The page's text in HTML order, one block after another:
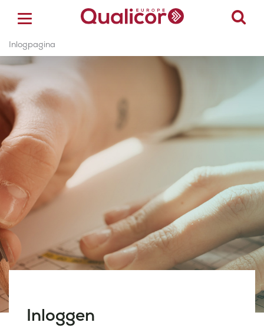
ACCREDITATIE
CERTIFICERING
ACADEMY
ZORGSECTOREN
OVER ONS
CONTACT
Inlogpagina
Inloggen